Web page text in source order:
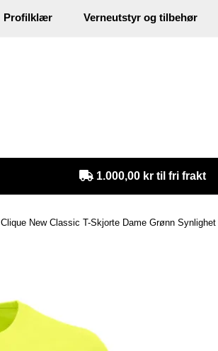
Profilklær Verneutstyr og tilbehør
1.000,00 kr til fri frakt
Clique New Classic T-Skjorte Dame Grønn Synlighet